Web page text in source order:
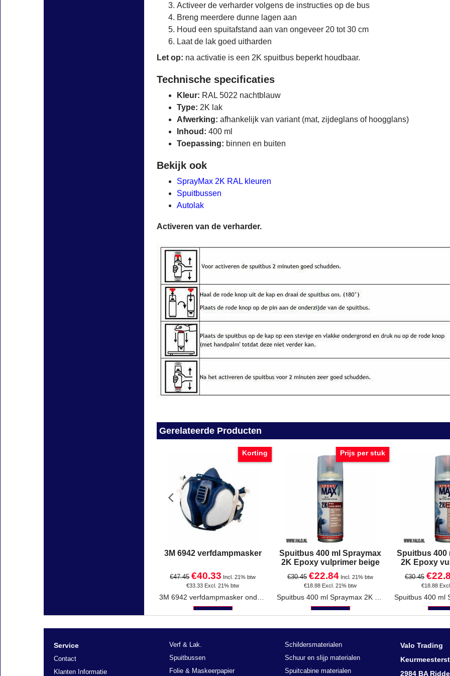
Activeer de verharder volgens de instructies op de bus
Breng meerdere dunne lagen aan
Houd een spuitafstand aan van ongeveer 20 tot 30 cm
Laat de lak goed uitharden
Let op: na activatie is een 2K spuitbus beperkt houdbaar.
Technische specificaties
Kleur: RAL 5022 nachtblauw
Type: 2K lak
Afwerking: afhankelijk van variant (mat, zijdeglans of hoogglans)
Inhoud: 400 ml
Toepassing: binnen en buiten
Bekijk ook
SprayMax 2K RAL kleuren
Spuitbussen
Autolak
Activeren van de verharder.
Gerelateerde Producten
Korting
3M 6942 verfdampmasker
€47.45 €40.33 Incl. 21% btw
€33.33 Excl. 21% btw
Klik hier
Prijs per stuk
Spuitbus 400 ml Spraymax
2K Epoxy vulprimer beige
€30.45 €22.84 Incl. 21% btw
€18.88 Excl. 21% btw
Klik hier
Spuitbus 400
2K Epoxy
€30.45 €
€18.88
Klik
Service
Contact
Klanten Informatie
Verf & Lak.
Spuitbussen
Folie & Maskeerpapier
Schildersmaterialen
Schuur en slijp materialen
Spuitcabine materialen
Valo Trading
2984 BA